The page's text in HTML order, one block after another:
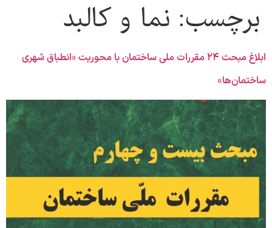
برچسب: نما و کالبد
ابلاغ مبحث ۲۴ مقررات ملی ساختمان با محوریت «انطباق شهری
ساختمان‌ها»